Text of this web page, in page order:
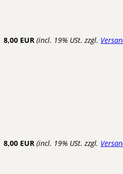
8,00 EUR (incl. 19% USt. zzgl.
8,00 EUR (incl. 19% USt. zzgl.